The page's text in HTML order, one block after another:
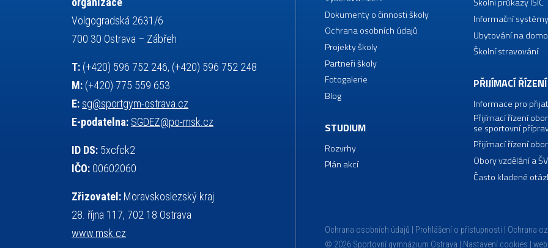
rychlobruslení
snowboarding
sportovní gymnastika sportovní lezení
squash stolní tenis
talentová zkouška
tanec
teorie sportovní přípravy
tělesná výchova
událost
volejbal
vzpírání
zeměpis základy společenských věd
zápas řeckořímský úřední deska
český jazyk
Volgogradská 2631/6
700 30 Ostrava – Zábřeh
T: (+420) 596 752 246, (+420) 596 752 248
M: (+420) 775 559 653
E: sg@sportgym-ostrava.cz
E-podatelna: SGDEZ@po-msk.cz
ID DS: 5xcfck2
IČO: 00602060
Zřizovatel: Moravskoslezský kraj
28. října 117, 702 18 Ostrava
www.msk.cz
Dokumenty o činnosti školy
Ochrana osobních údajů
Projekty školy
Partneři školy
Fotogalerie
Blog
STUDIUM
Rozvrhy
Plán akcí
Školní průkazy ISIC
Informační
Ubytování na
Školní stravování
PŘIJÍMACÍ ŘÍZENÍ
Informace pro
Přijímací řízení
se sportovní
Přijímací řízení
Obory vzdělání a
Často kladené
Ochrana osobních údajů Prohlášení o přístupnosti
Ochrana
© 2026 Sportovní gymnázium Ostrava |
Nastavení cookies